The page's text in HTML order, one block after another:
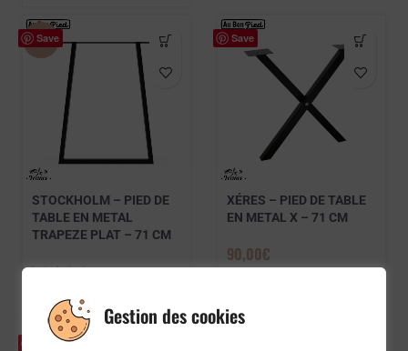
Gestion des cookies
7 avis
Save
-14%
STOCKHOLM – PIED DE
TABLE EN METAL
TRAPEZE PLAT – 71 CM
85,00€ –
Save
XÉRES – PIED DE TABLE
EN METAL X – 71 CM
90,00€
Save